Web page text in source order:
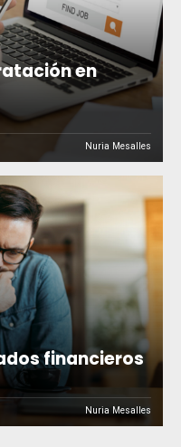
en
Nuria Mesalles
financieros
Nuria Mesalles